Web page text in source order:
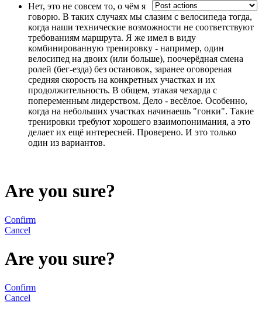
Нет, это не совсем то, о чём я
говорю. В таких случаях мы слазим с велосипеда тогда,
когда наши технические возможности не соответствуют
требованиям маршрута. Я же имел в виду
комбинированную тренировку - например, один
велосипед на двоих (или больше), поочерёдная смена
ролей (бег-езда) без остановок, заранее оговореная
средняя скорость на конкретных участках и их
продолжительность. В общем, этакая чехарда с
попеременным лидерством. Дело - весёлое. Особенно,
когда на небольших участках начинаешь "гонки". Такие
тренировки требуют хорошего взаимопонимания, а это
делает их ещё интересней. Проверено. И это только
один из вариантов.
Are you sure?
Confirm
Cancel
Are you sure?
Confirm
Cancel